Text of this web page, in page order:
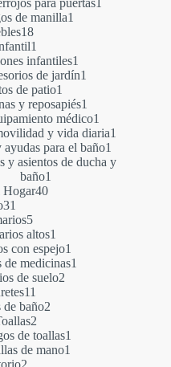
para puertas1
de manilla1
1818
productos
1
producto
infantiles1
producto
de jardín1
de patio1
producto
y reposapiés1
producto
médico1
producto
y vida diaria1
ayudas para el baño1
producto
y asientos de ducha y
baño1
Hogar4040
31
productos
55
productos
altos1
producto
con espejo1
producto
de medicinas1
de suelo2
11
productos
de baño22
2
productos
de toallas1
de mano1
2